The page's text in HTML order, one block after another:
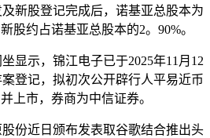
新股登记完成后，诺基亚总股本为
股约占诺基亚总股本的2。90%。
示，锦江电子已于2025年11月12
登记，拟初次公开辟行人平易近币
上市，券商为中信证券。
份近日颁布发表取谷歌结合推出头